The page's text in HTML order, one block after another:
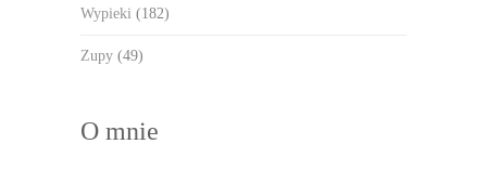
Wypieki (182)
Zupy (49)
O mnie